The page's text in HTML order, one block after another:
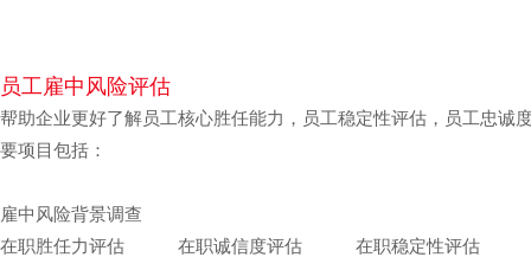
员工雇中风险评估
帮助企业更好了解员工核心胜任能力，员工稳定性评估，员工忠
要项目包括：
雇中风险背景调查
在职胜任力评估 在职诚信度评估 在职稳定性评估 在